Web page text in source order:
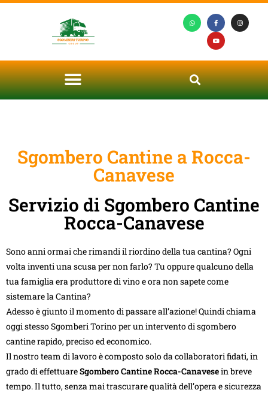
Sgombero Cantine a Rocca-
Canavese
Servizio di Sgombero Cantine
Rocca-Canavese
Sono anni ormai che rimandi il riordino della tua cantina? Ogni
volta inventi una scusa per non farlo? Tu oppure qualcuno della
tua famiglia era produttore di vino e ora non sapete come
sistemare la Cantina?
Adesso è giunto il momento di passare all’azione! Quindi chiama
oggi stesso Sgomberi Torino per un intervento di sgombero
cantine rapido, preciso ed economico.
Il nostro team di lavoro è composto solo da collaboratori fidati, in
grado di effettuareSgombero Cantine Rocca-Canavesein breve
tempo. Il tutto, senza mai trascurare qualità dell’opera e sicurezza